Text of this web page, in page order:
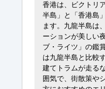
香港は、ビクトリ
半島」と「香港島
ます。九龍半島は
ーションが美しい
ブ・ライツ」の鑑
は九龍半島と比較
建てトラムが走る
囲気で、街散策や